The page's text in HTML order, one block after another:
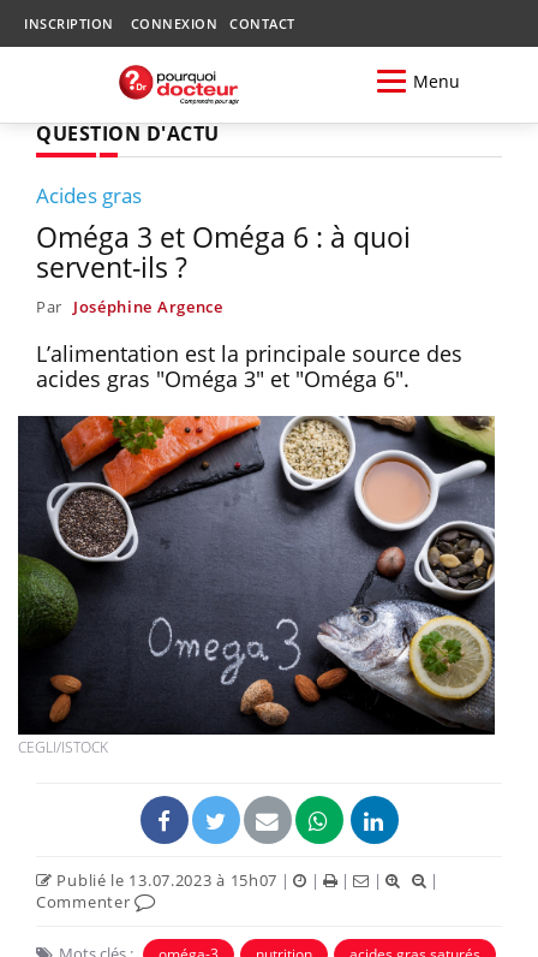
INSCRIPTION CONNEXION CONTACT
Menu
QUESTION D'ACTU
Acides gras
Oméga 3 et Oméga 6 : à quoi
servent-ils ?
Par Joséphine Argence
L’alimentation est la principale source des
acides gras "Oméga 3" et "Oméga 6".
CEGLI/ISTOCK
Publié le 13.07.2023 à 15h07 | | | |
|
Commenter